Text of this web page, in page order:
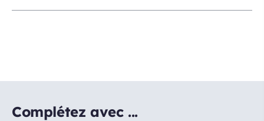
Complétez avec ...